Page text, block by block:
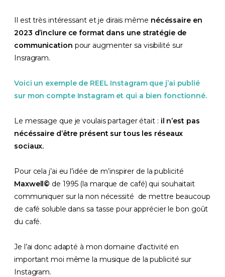
Il est très intéressant et je dirais même nécéssaire en
2023 d’inclure ce format dans une stratégie de
communication pour augmenter sa visibilité sur
Insragram.
Voici un exemple de REEL Instagram que j’ai publié
sur mon compte Instagram et qui a bien fonctionné.
Le message que je voulais partager était : il n’est pas
nécéssaire d’être présent sur tous les réseaux
sociaux.
Pour cela j’ai eu l’idée de m’inspirer de la publicité
Maxwell© de 1995 (la marque de café) qui souhaitait
communiquer sur la non nécessité de mettre beaucoup
de café soluble dans sa tasse pour apprécier le bon goût
du café.
Je l’ai donc adapté à mon domaine d’activité en
important moi même la musique de la publicité sur
Instagram.